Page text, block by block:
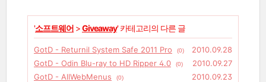
'소프트웨어 >Giveaway' 카테고리의 다른 글
GotD - Returnil System Safe 2011 Pro (0)
2010.09.28
GotD - Odin Blu-ray to HD Ripper 4.0
(0)
2010.09.27
GotD - AllWebMenus
(0)
2010.09.23